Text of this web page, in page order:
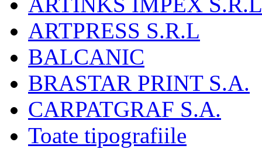
ARTPRESS S.R.L
BALCANIC
BRASTAR PRINT S.A.
CARPATGRAF S.A.
Toate tipografiile